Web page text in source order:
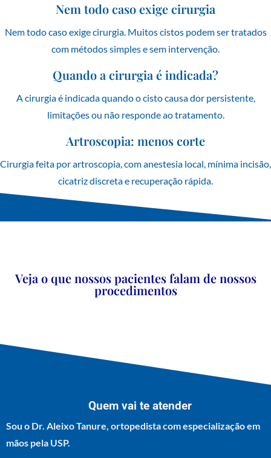
Nem todo caso exige cirurgia
Nem todo caso exige cirurgia. Muitos cistos podem ser tratados
com métodos simples e sem intervenção.
Quando a cirurgia é indicada?
A cirurgia é indicada quando o cisto causa dor persistente,
limitações ou não responde ao tratamento.
Artroscopia: menos corte
Cirurgia feita por artroscopia, com anestesia local, mínima incisão,
cicatriz discreta e recuperação rápida.
Veja o que nossos pacientes falam de nossos
procedimentos
Quem vai te atender
Sou o Dr. Aleixo Tanure, ortopedista com especialização em
mãos pela USP.